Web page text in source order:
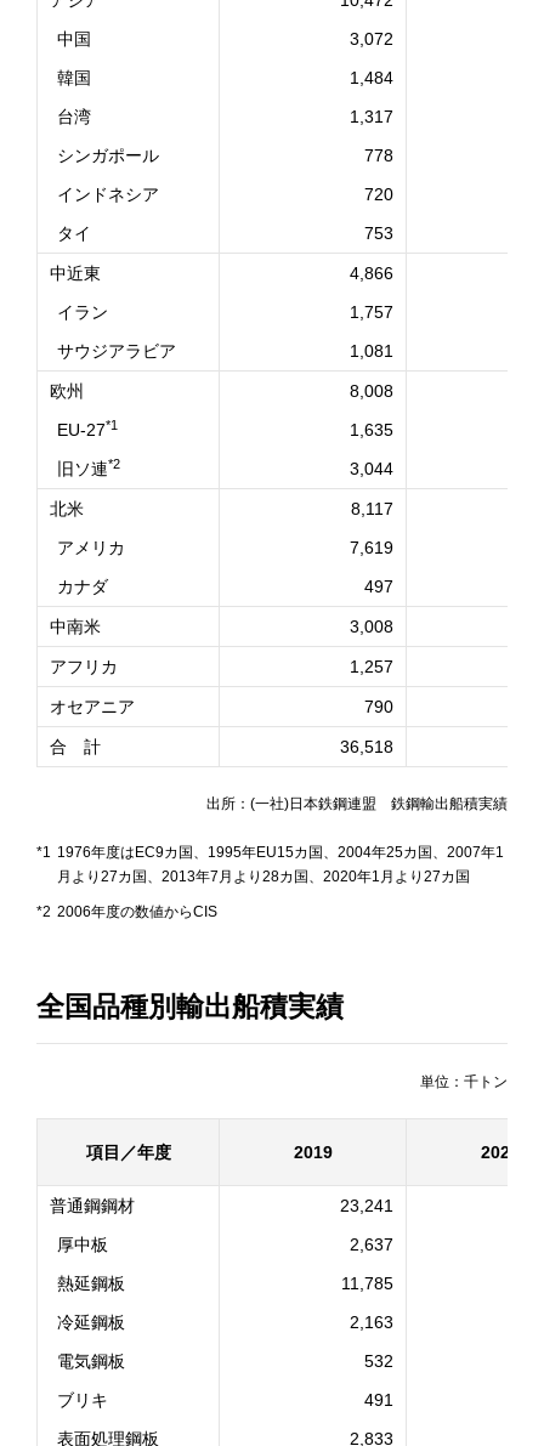
中国
3,072
韓国
1,484
台湾
1,317
シンガポール
778
インドネシア
720
タイ
753
中近東 4,866
イラン
1,757
サウジアラビア
1,081
欧州 8,008
EU-27*1
1,635
旧ソ連*2 3,044
北米 8,117
アメリカ
7,619
カナダ
497
中南米 3,008
アフリカ 1,257
オセアニア 790
合 計 36,518
出所：(一社)日本鉄鋼連盟 鉄鋼輸出船積実績
*1 1976年度はEC9カ国、1995年EU15カ国、2004年25カ国、2007年1
月より27カ国、2013年7月より28カ国、2020年1月より27カ国
*2 2006年度の数値からCIS
全国品種別輸出船積実績
単位：千トン
項目／年度 2019 2020
普通鋼鋼材 23,241
厚中板
2,637
熱延鋼板
11,785
冷延鋼板
2,163
電気鋼板
532
ブリキ
491
表面処理鋼板
2,833